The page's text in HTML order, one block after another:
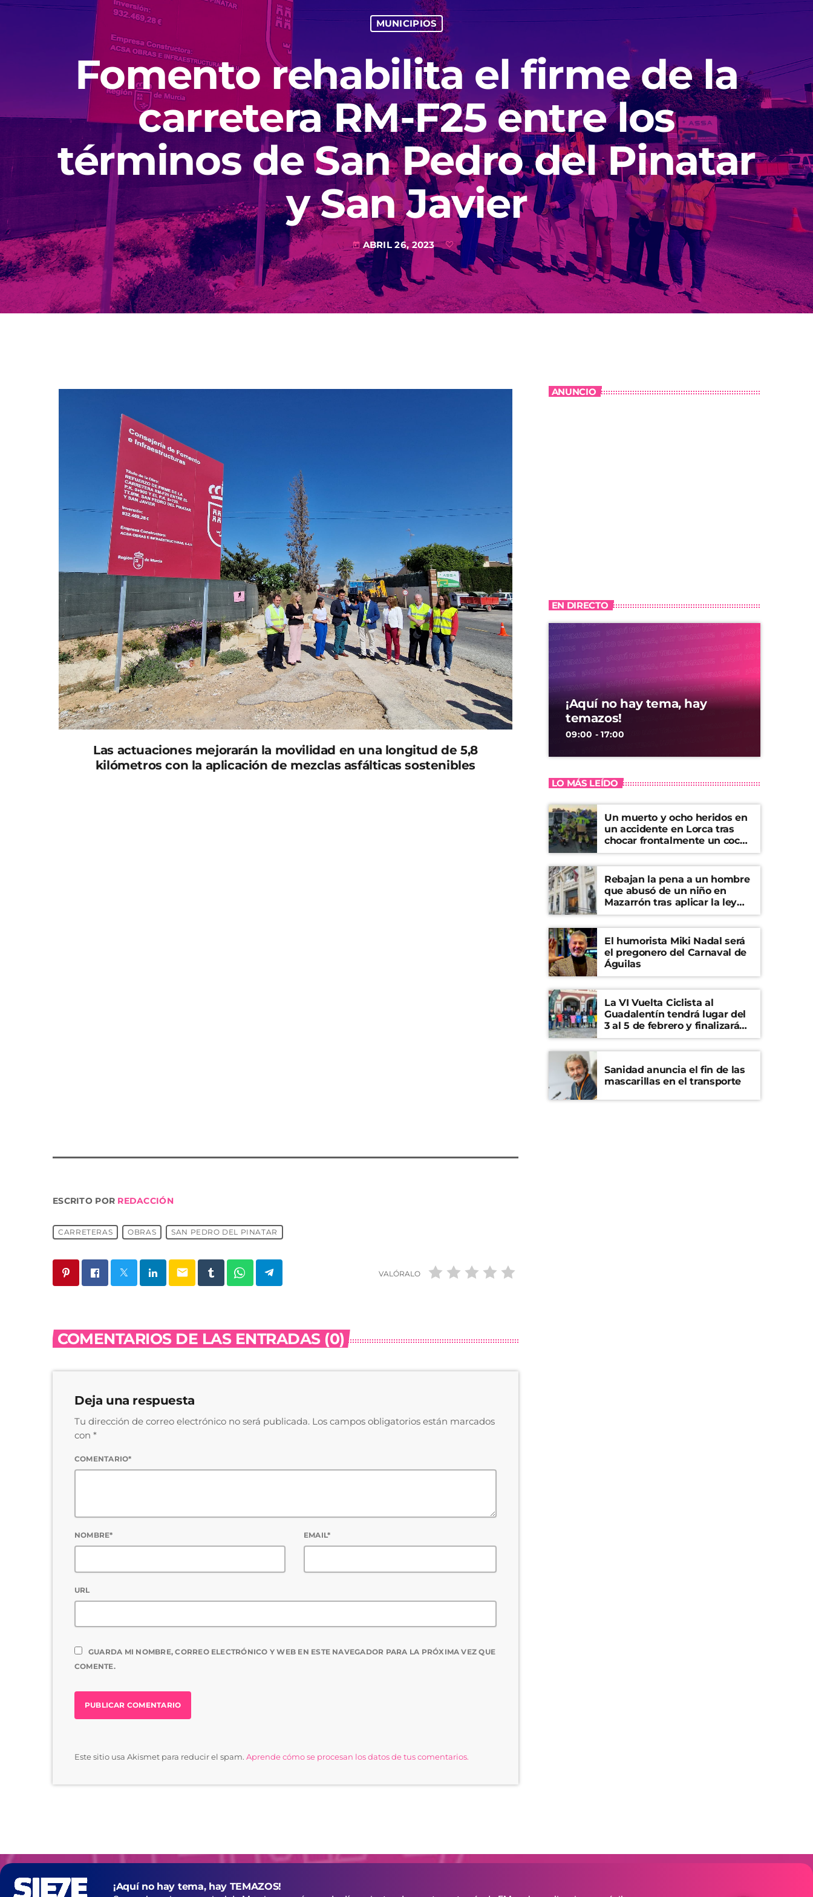
MUNICIPIOS
Fomento rehabilita el firme de la
carretera RM-F25 entre los
términos de San Pedro del Pinatar
y San Javier
today ABRIL 26, 2023
Las actuaciones mejorarán la movilidad en una longitud de 5,8
kilómetros con la aplicación de mezclas asfálticas sostenibles
ESCRITO POR REDACCIÓN
CARRETERAS OBRAS SAN PEDRO DEL PINATAR
email VALÓRALO
COMENTARIOS DE LAS ENTRADAS (0)
Deja una respuesta
Tu dirección de correo electrónico no será publicada. Los campos obligatorios están marcados
con *
COMENTARIO*
NOMBRE* EMAIL*
URL
GUARDA MI NOMBRE, CORREO ELECTRÓNICO Y WEB EN ESTE NAVEGADOR PARA LA PRÓXIMA VEZ QUE
COMENTE.
Este sitio usa Akismet para reducir el spam. Aprende cómo se procesan los datos de tus comentarios.
ANUNCIO
EN DIRECTO
¡Aquí no hay tema, hay
temazos!
09:00 - 17:00
LO MÁS LEÍDO
Un muerto y ocho heridos en
un accidente en Lorca tras
chocar frontalmente un coche
y una furgoneta
Rebajan la pena a un hombre
que abusó de un niño en
Mazarrón tras aplicar la ley
del ‘solo sí es sí’
El humorista Miki Nadal será
el pregonero del Carnaval de
Águilas
La VI Vuelta Ciclista al
Guadalentín tendrá lugar del
3 al 5 de febrero y finalizará
en el Castillo de Lorca
Sanidad anuncia el fin de las
mascarillas en el transporte
¡Aquí no hay tema, hay TEMAZOS!